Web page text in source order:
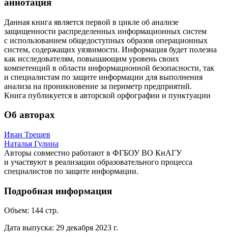
аннотация
Данная книга является первой в цикле об анализе
защищенности распределенных информационных систем
с использованием общедоступных образов операционных
систем, содержащих уязвимости. Информация будет полезна
как исследователям, повышающим уровень своих
компетенций в области информационной безопасности, так
и специалистам по защите информации для выполнения
анализа на проникновение за периметр предприятий.
Книга публикуется в авторской орфографии и пунктуации
Об авторах
Иван Трещев
Наталья Гулина
Авторы совместно работают в ФГБОУ ВО КнАГУ
и участвуют в реализации образовательного процесса
специалистов по защите информации.
Подробная информация
Объем: 144 стр.
Дата выпуска: 29 декабря 2023 г.